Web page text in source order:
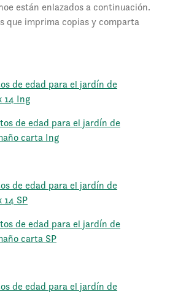
están enlazados a continuación.
que imprima copias y comparta
de edad para el jardín de
14 Ing
de edad para el jardín de
carta Ing
de edad para el jardín de
14 SP
de edad para el jardín de
carta SP
de edad para el jardín de